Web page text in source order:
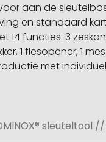
aan de
en standaard
functies: 3
1 flesopener, 1
met
sleuteltool